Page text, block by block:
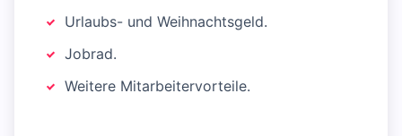
Urlaubs- und Weihnachtsgeld.
Jobrad.
Weitere Mitarbeitervorteile.